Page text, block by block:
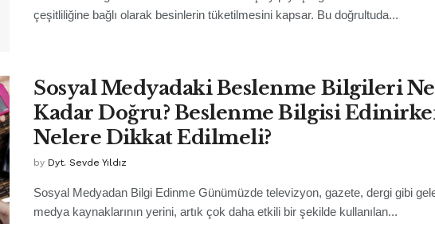
çeşitliliğine bağlı olarak besinlerin tüketilmesini kapsar. Bu doğrultuda...
Sosyal Medyadaki Beslenme Bilgileri Ne
Kadar Doğru? Beslenme Bilgisi
Nelere Dikkat Edilmeli?
by Dyt. Sevde Yıldız
Sosyal Medyadan Bilgi Edinme Günümüzde televizyon, gazete, dergi gibi
medya kaynaklarının yerini, artık çok daha etkili bir şekilde kullanılan...